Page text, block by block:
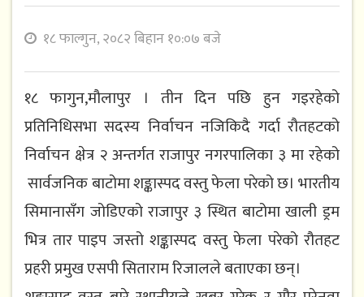
१८ फाल्गुन, २०८२ बिहान १०:०७ बजे
१८ फागुन,मौलापुर । तीन दिन पछि हुन गइरहेको
प्रतिनिधिसभा सदस्य निर्वाचन नजिकिदै गर्दा रौतहटको
निर्वाचन क्षेत्र २ अन्तर्गत राजापुर नगरपालिका ३ मा रहेको
सार्वजनिक बाटोमा शङ्कास्पद वस्तु फेला परेको छ। भारतीय
सिमानासँग जोडिएको राजापुर ३ स्थित बाटोमा खाली ड्रम
भित्र तार पाइप जस्तो शङ्कास्पद वस्तु फेला परेको रौतहट
प्रहरी प्रमुख एसपी सिताराम रिजालले बताएका छन्।